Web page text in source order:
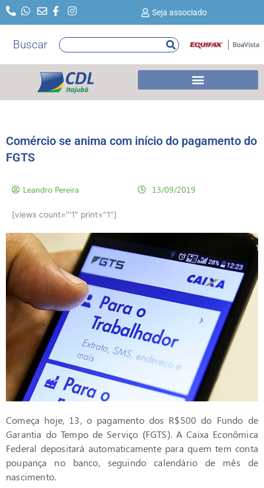
para
conteúdo
Seja associado
Buscar Pesquisar
Comércio se anima com início do pagamento do
FGTS
Leandro Pereira
[views count="'1" print="1"]
13/09/2019
Começa hoje, 13, o pagamento dos R$500 do Fundo de
Garantia do Tempo de Serviço (FGTS). A Caixa Econômica
Federal depositará automaticamente para quem tem conta
poupança no banco, seguindo calendário de mês de
nascimento.